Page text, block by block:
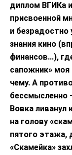
диплом ВГИКа
присвоенной
и безрадостно
знания кино
финансов…),
сапожник» моя
чему. А
бессмысленно
Вовка ливанул
на голову
пятого этажа,
«Скамейка»